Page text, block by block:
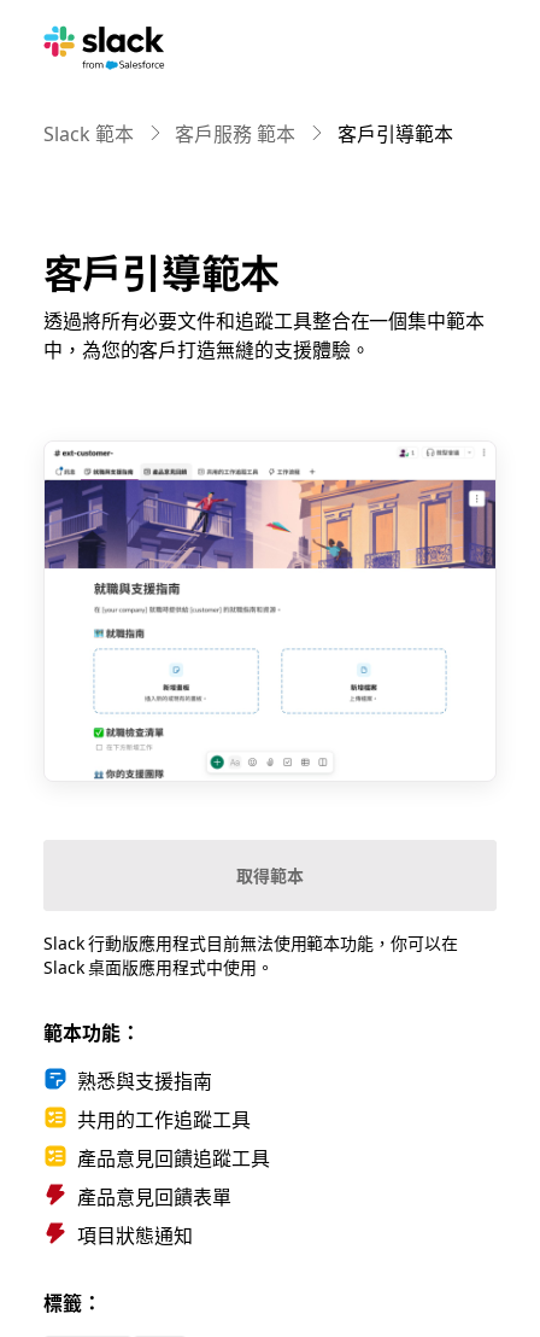
Slack 範本 客戶服務 範本 客戶引導範本
客戶引導範本
透過將所有必要文件和追蹤工具整合在一個集中範本
中，為您的客戶打造無縫的支援體驗。
取得範本
Slack 行動版應用程式目前無法使用範本功能，你可以在
Slack 桌面版應用程式中使用。
範本功能：
熟悉與支援指南
共用的工作追蹤工具
產品意見回饋追蹤工具
產品意見回饋表單
項目狀態通知
標籤：